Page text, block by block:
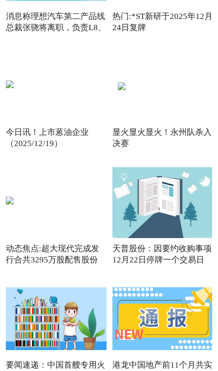
消息称理想汽车第二产品线
总裁张骁将离职，负责L8、
热门:*ST新研于2025年12月
24日复牌
今日讯！上市蒽油企业
（2025/12/19）
显火显火显火！永州队杀入
决赛
动态焦点:超大现代完成发
行合共3295万股配售股份
天普股份：因要约收购事项
12月22日停牌一个交易日
要闻速递：中国首艘专用火
港龙中国地产前11个月共实